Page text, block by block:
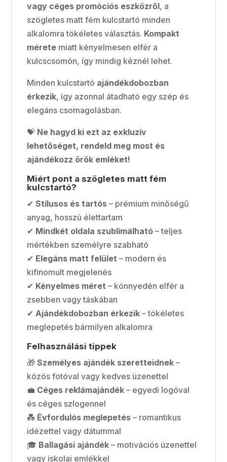
vagy céges promóciós eszközről, a
szögletes matt fém kulcstartó minden
alkalomra tökéletes választás. Kompakt
mérete miatt kényelmesen elfér a
kulcscsomón, így mindig kéznél lehet.
Minden kulcstartó ajándékdobozban
érkezik, így azonnal átadható egy szép és
elegáns csomagolásban.
💝 Ne hagyd ki ezt az exkluzív
lehetőséget, rendeld meg most és
ajándékozz örök emléket!
Miért pont a szögletes matt fém
kulcstartó?
✔Stílusos és tartós – prémium minőségű
anyag, hosszú élettartam
✔ Mindkét oldala szublimálható – teljes
mértékben személyre szabható
✔ Elegáns matt felület – modern és
kifinomult megjelenés
✔ Kényelmes méret – könnyedén elfér a
zsebben vagy táskában
✔ Ajándékdobozban érkezik – tökéletes
meglepetés bármilyen alkalomra
Felhasználási tippek
🎁Személyes ajándék szeretteidnek –
közös fotóval vagy kedves üzenettel
💼 Céges reklámajándék – egyedi logóval
és céges szlogennel
💑 Évfordulós meglepetés – romantikus
idézettel vagy dátummal
🎓 Ballagási ajándék – motivációs üzenettel
vagy iskolai emlékkel